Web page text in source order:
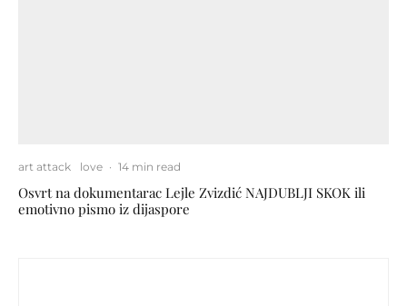
art attack love · 14 min read
Osvrt na dokumentarac Lejle Zvizdić NAJDUBLJI SKOK ili
emotivno pismo iz dijaspore